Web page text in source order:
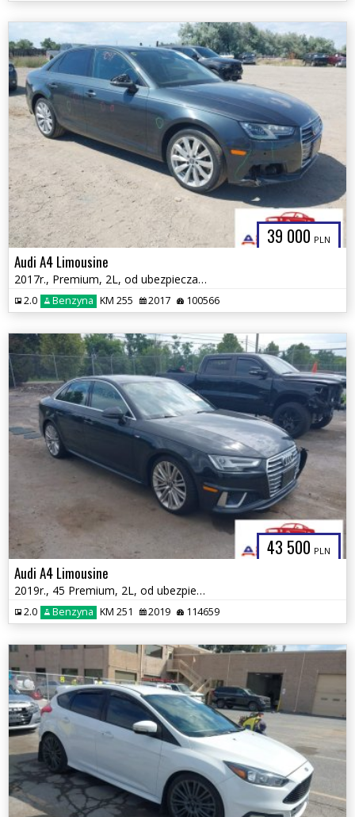
39 000 PLN
Audi A4 Limousine
2017r., Premium, 2L, od ubezpieczalni
2.0 Benzyna KM 255 2017 100566
43 500 PLN
Audi A4 Limousine
2019r., 45 Premium, 2L, od ubezpieczalni
2.0 Benzyna KM 251 2019 114659